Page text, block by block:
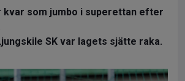
kvar som jumbo i superettan efter
SK var lagets sjätte raka.